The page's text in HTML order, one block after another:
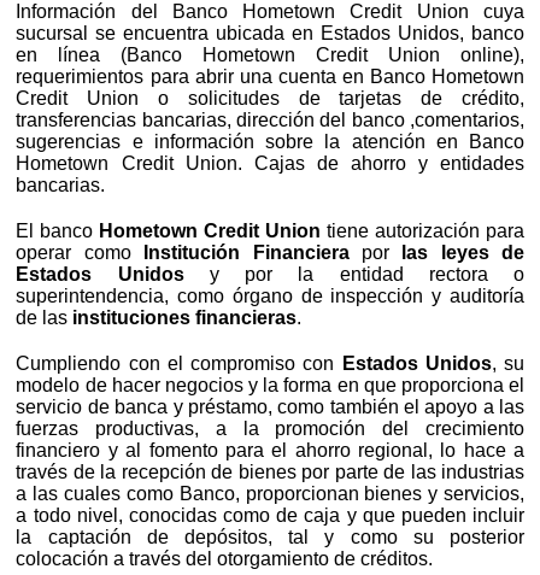
Información del Banco Hometown Credit Union cuya
sucursal se encuentra ubicada en Estados Unidos, banco
en línea (Banco Hometown Credit Union online),
requerimientos para abrir una cuenta en Banco Hometown
Credit Union o solicitudes de tarjetas de crédito,
transferencias bancarias, dirección del banco ,comentarios,
sugerencias e información sobre la atención en Banco
Hometown Credit Union. Cajas de ahorro y entidades
bancarias.
El banco Hometown Credit Union tiene autorización para
operar como
Institución Financierapor
las leyes de
Estados Unidosy por la entidad rectora o
superintendencia, como órgano de inspección y auditoría
de las instituciones financieras.
Cumpliendo con el compromiso con Estados Unidos, su
modelo de hacer negocios y la forma en que proporciona el
servicio de banca y préstamo, como también el apoyo a las
fuerzas productivas, a la promoción del crecimiento
financiero y al fomento para el ahorro regional, lo hace a
través de la recepción de bienes por parte de las industrias
a las cuales como Banco, proporcionan bienes y servicios,
a todo nivel, conocidas como de caja y que pueden incluir
la captación de depósitos, tal y como su posterior
colocación a través del otorgamiento de créditos.